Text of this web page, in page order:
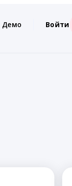
Демо Войти